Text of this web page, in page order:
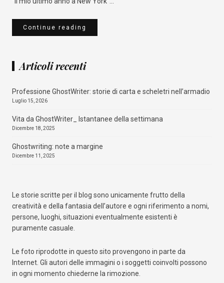
Continue reading
Articoli recenti
Professione GhostWriter: storie di carta e scheletri nell’armadio
Luglio 15, 2026
Vita da GhostWriter_ Istantanee della settimana
Dicembre 18, 2025
Ghostwriting: note a margine
Dicembre 11, 2025
Le storie scritte per il blog sono unicamente frutto della
creatività e della fantasia dell’autore e ogni riferimento a nomi,
persone, luoghi, situazioni eventualmente esistenti è
puramente casuale.
Le foto riprodotte in questo sito provengono in parte da
Internet. Gli autori delle immagini o i soggetti coinvolti possono
in ogni momento chiederne la rimozione.